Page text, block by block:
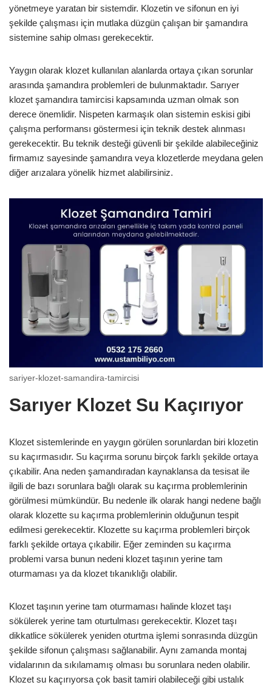
yönetmeye yaratan bir sistemdir. Klozetin ve sifonun en iyi
şekilde çalışması için mutlaka düzgün çalışan bir şamandıra
sistemine sahip olması gerekecektir.
Yaygın olarak klozet kullanılan alanlarda ortaya çıkan sorunlar
arasında şamandıra problemleri de bulunmaktadır. Sarıyer
klozet şamandıra tamircisi kapsamında uzman olmak son
derece önemlidir. Nispeten karmaşık olan sistemin eskisi gibi
çalışma performansı göstermesi için teknik destek alınması
gerekecektir. Bu teknik desteği güvenli bir şekilde alabileceğiniz
firmamız sayesinde şamandıra veya klozetlerde meydana gelen
diğer arızalara yönelik hizmet alabilirsiniz.
sariyer-klozet-samandira-tamircisi
Sarıyer Klozet Su Kaçırıyor
Klozet sistemlerinde en yaygın görülen sorunlardan biri klozetin
su kaçırmasıdır. Su kaçırma sorunu birçok farklı şekilde ortaya
çıkabilir. Ana neden şamandıradan kaynaklansa da tesisat ile
ilgili de bazı sorunlara bağlı olarak su kaçırma problemlerinin
görülmesi mümkündür. Bu nedenle ilk olarak hangi nedene bağlı
olarak klozette su kaçırma problemlerinin olduğunun tespit
edilmesi gerekecektir. Klozette su kaçırma problemleri birçok
farklı şekilde ortaya çıkabilir. Eğer zeminden su kaçırma
problemi varsa bunun nedeni klozet taşının yerine tam
oturmaması ya da klozet tıkanıklığı olabilir.
Klozet taşının yerine tam oturmaması halinde klozet taşı
sökülerek yerine tam oturtulması gerekecektir. Klozet taşı
dikkatlice sökülerek yeniden oturtma işlemi sonrasında düzgün
şekilde sifonun çalışması sağlanabilir. Aynı zamanda montaj
vidalarının da sıkılamamış olması bu sorunlara neden olabilir.
Klozet su kaçırıyorsa çok basit tamiri olabileceği gibi ustalık